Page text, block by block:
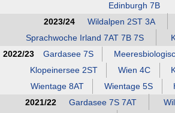
Edinburgh 7B
2023/24
Wildalpen 2ST 3A
Sprachwoche Irland 7AT 7B 7S
2022/23
Gardasee 7S
Klopeinersee 2ST
Wien 4C
Wientage 8AT
Wientage 5S
2021/22
Gardasee 7S 7AT